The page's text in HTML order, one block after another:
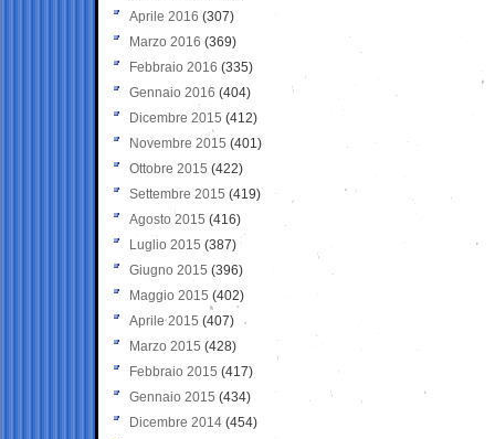
Aprile 2016 (307)
Marzo 2016 (369)
Febbraio 2016 (335)
Gennaio 2016 (404)
Dicembre 2015 (412)
Novembre 2015 (401)
Ottobre 2015 (422)
Settembre 2015 (419)
Agosto 2015 (416)
Luglio 2015 (387)
Giugno 2015 (396)
Maggio 2015 (402)
Aprile 2015 (407)
Marzo 2015 (428)
Febbraio 2015 (417)
Gennaio 2015 (434)
Dicembre 2014 (454)